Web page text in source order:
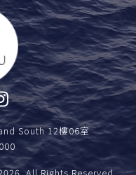
South 12樓06室
All Rights Reserved.